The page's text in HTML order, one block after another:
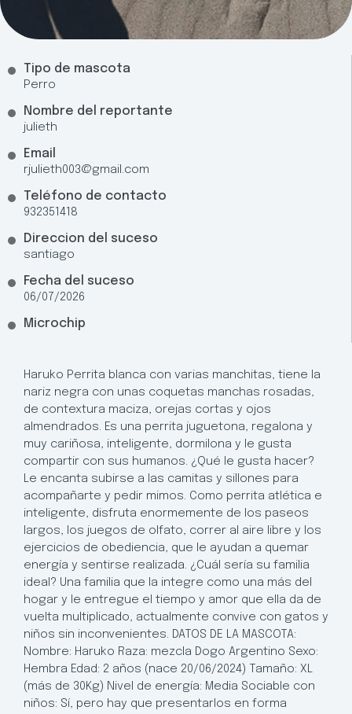
Tipo de mascota
Perro
Nombre del reportante
julieth
Email
rjulieth003@gmail.com
Teléfono de contacto
932351418
Direccion del suceso
santiago
Fecha del suceso
06/07/2026
Microchip
Haruko Perrita blanca con varias manchitas, tiene la
nariz negra con unas coquetas manchas rosadas,
de contextura maciza, orejas cortas y ojos
almendrados. Es una perrita juguetona, regalona y
muy cariñosa, inteligente, dormilona y le gusta
compartir con sus humanos. ¿Qué le gusta hacer?
Le encanta subirse a las camitas y sillones para
acompañarte y pedir mimos. Como perrita atlética e
inteligente, disfruta enormemente de los paseos
largos, los juegos de olfato, correr al aire libre y los
ejercicios de obediencia, que le ayudan a quemar
energía y sentirse realizada. ¿Cuál sería su familia
ideal? Una familia que la integre como una más del
hogar y le entregue el tiempo y amor que ella da de
vuelta multiplicado, actualmente convive con gatos y
niños sin inconvenientes. DATOS DE LA MASCOTA:
Nombre: Haruko Raza: mezcla Dogo Argentino Sexo:
Hembra Edad: 2 años (nace 20/06/2024) Tamaño: XL
(más de 30Kg) Nivel de energía: Media Sociable con
niños: Sí, pero hay que presentarlos en forma